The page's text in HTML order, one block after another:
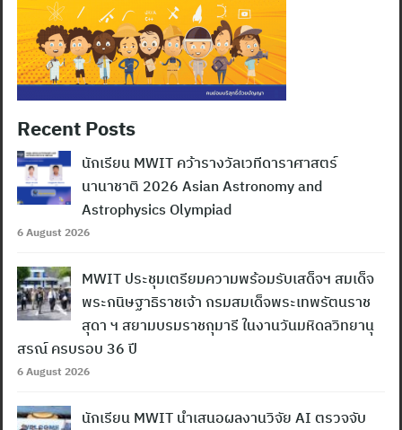
Recent Posts
นักเรียน MWIT คว้ารางวัลเวทีดาราศาสตร์
นานาชาติ 2026 Asian Astronomy and
Astrophysics Olympiad
6 August 2026
MWIT ประชุมเตรียมความพร้อมรับเสด็จฯ สมเด็จ
พระกนิษฐาธิราชเจ้า กรมสมเด็จพระเทพรัตนราช
สุดา ฯ สยามบรมราชกุมารี ในงานวันมหิดลวิทยานุ
สรณ์ ครบรอบ 36 ปี
6 August 2026
นักเรียน MWIT นำเสนอผลงานวิจัย AI ตรวจจับ